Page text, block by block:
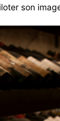
son